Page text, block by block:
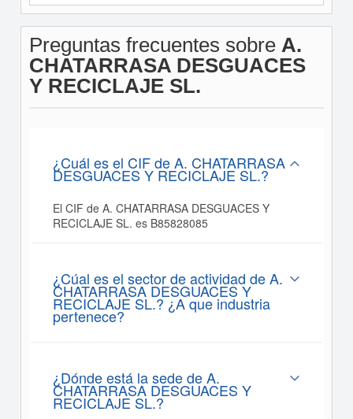
Preguntas frecuentes sobre A.
CHATARRASA DESGUACES
Y RECICLAJE SL.
¿Cuál es el CIF de A. CHATARRASA
DESGUACES Y RECICLAJE SL.?
El CIF de A. CHATARRASA DESGUACES Y
RECICLAJE SL. es B85828085
¿Cúal es el sector de actividad de A.
CHATARRASA DESGUACES Y
RECICLAJE SL.? ¿A que industria
pertenece?
¿Dónde está la sede de A.
CHATARRASA DESGUACES Y
RECICLAJE SL.?